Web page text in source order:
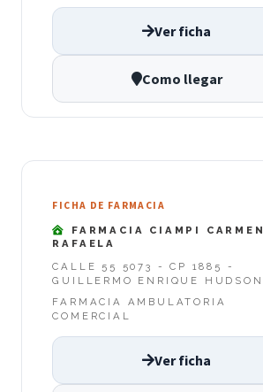
Ver ficha
Como llegar
FICHA DE FARMACIA
FARMACIA CIAMPI CARMEN
RAFAELA
CALLE 55 5073 - CP 1885 -
GUILLERMO ENRIQUE HUDSON
FARMACIA AMBULATORIA
COMERCIAL
Ver ficha